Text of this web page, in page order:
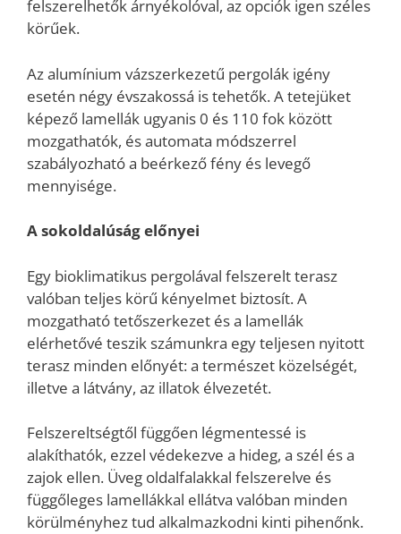
felszerelhetők árnyékolóval, az opciók igen széles
körűek.
Az alumínium vázszerkezetű pergolák igény
esetén négy évszakossá is tehetők. A tetejüket
képező lamellák ugyanis 0 és 110 fok között
mozgathatók, és automata módszerrel
szabályozható a beérkező fény és levegő
mennyisége.
A sokoldalúság előnyei
Egy bioklimatikus pergolával felszerelt terasz
valóban teljes körű kényelmet biztosít. A
mozgatható tetőszerkezet és a lamellák
elérhetővé teszik számunkra egy teljesen nyitott
terasz minden előnyét: a természet közelségét,
illetve a látvány, az illatok élvezetét.
Felszereltségtől függően légmentessé is
alakíthatók, ezzel védekezve a hideg, a szél és a
zajok ellen. Üveg oldalfalakkal felszerelve és
függőleges lamellákkal ellátva valóban minden
körülményhez tud alkalmazkodni kinti pihenőnk.